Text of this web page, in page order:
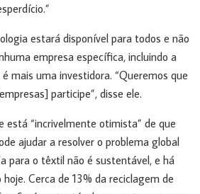
estará disponível para todos e não
empresa específica, incluindo a
mais uma investidora. “Queremos que
participe”, disse ele.
está “incrivelmente otimista” de que
ajudar a resolver o problema global
para o têxtil não é sustentável, e há
Cerca de 13% da reciclagem de